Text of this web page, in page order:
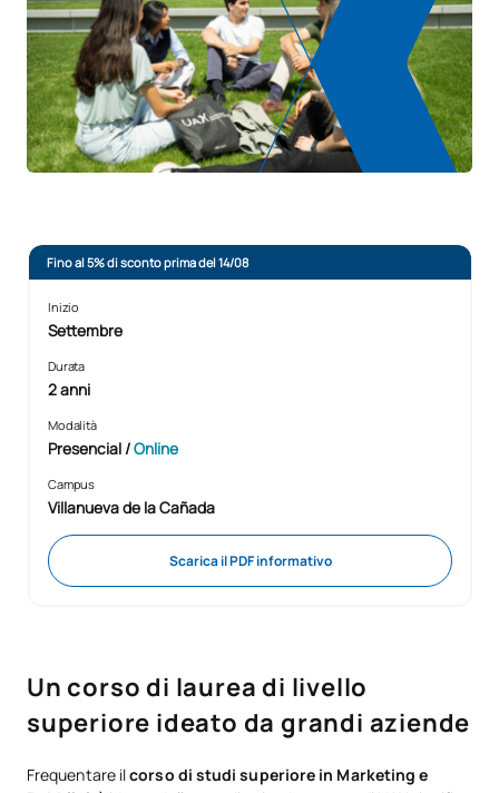
Fino al 5% di sconto prima del 14/08
Inizio
Settembre
Durata
2 anni
Modalità
Presencial/Online
Campus
Villanueva de la Cañada
Scarica il PDF informativo
Un corso di laurea di livello
superiore ideato da grandi aziende
Frequentare ilcorso di studi superiore in Marketing e